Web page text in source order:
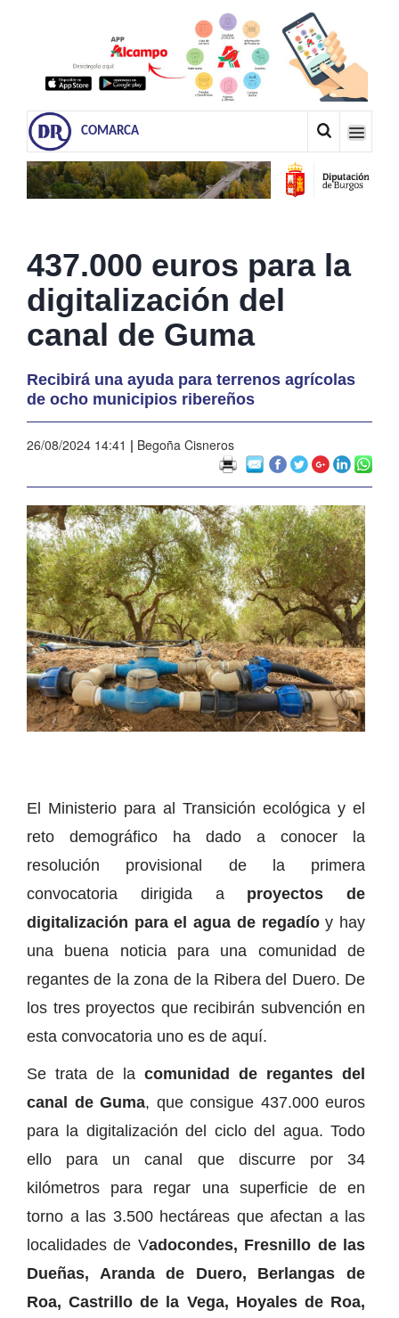
COMARCA
437.000 euros para la
digitalización del
canal de Guma
Recibirá una ayuda para terrenos agrícolas
de ocho municipios ribereños
26/08/2024 14:41 | Begoña Cisneros
El Ministerio para al Transición ecológica y el
reto demográfico ha dado a conocer la
resolución provisional de la primera
convocatoria dirigida a proyectos de
digitalización para el agua de regadíoy hay
una buena noticia para una comunidad de
regantes de la zona de la Ribera del Duero. De
los tres proyectos que recibirán subvención en
esta convocatoria uno es de aquí.
Se trata de la comunidad de regantes del
canal de Guma, que consigue 437.000 euros
para la digitalización del ciclo del agua. Todo
ello para un canal que discurre por 34
kilómetros para regar una superficie de en
torno a las 3.500 hectáreas que afectan a las
localidades de Vadocondes, Fresnillo de las
Dueñas, Aranda de Duero, Berlangas de
Roa, Castrillo de la Vega, Hoyales de Roa,